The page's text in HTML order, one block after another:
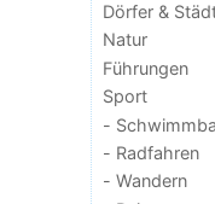
Dörfer &
Natur
Führungen
Sport
-
- Radfahren
- Wandern